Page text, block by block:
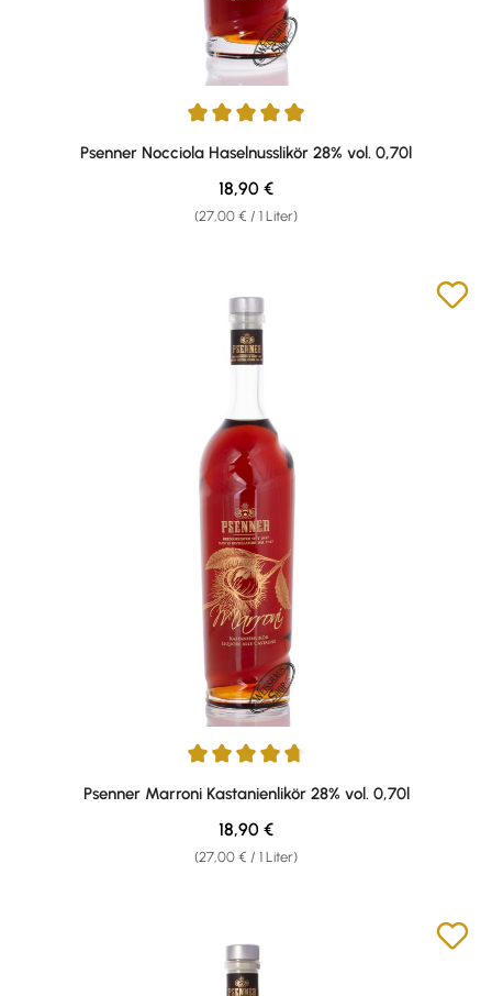
Durchschnittliche Bewertung von 4.88 von 5 Sternen
Psenner Nocciola Haselnusslikör 28% vol. 0,70l
(27,00 € / 1 Liter)
Regulärer Preis:
18,90 €
Durchschnittliche Bewertung von 4.81 von 5 Sternen
Psenner Marroni Kastanienlikör 28% vol. 0,70l
(27,00 € / 1 Liter)
Regulärer Preis:
18,90 €